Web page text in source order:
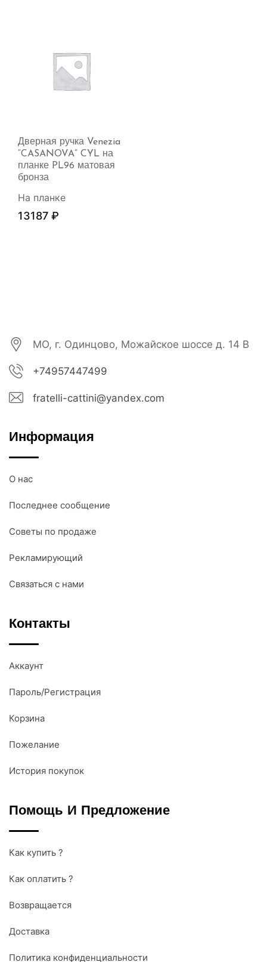
Дверная ручка Venezia
“CASANOVA” CYL на
планке PL96 матовая
бронза
На планке
13187 ₽
МО, г. Одинцово, Можайское шоссе д. 14 В
+74957447499
fratelli-cattini@yandex.com
Информация
О нас
Последнее сообщение
Советы по продаже
Рекламирующий
Связаться с нами
Контакты
Аккаунт
Пароль/Регистрация
Корзина
Пожелание
История покупок
Помощь И Предложение
Как купить ?
Как оплатить ?
Возвращается
Доставка
Политика конфиденциальности